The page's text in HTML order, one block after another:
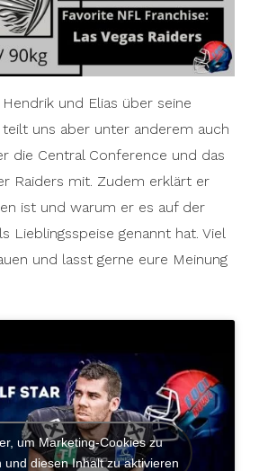
und Elias über seine
teilt uns aber unter anderem auch
die Central Conference und das
Raiders mit. Zudem erklärt er
ist und warum er es auf der
Lieblingsspeise genannt hat. Viel
und lasst gerne eure Meinung
um Marketing-Cookies zu
und diesen Inhalt zu aktivieren